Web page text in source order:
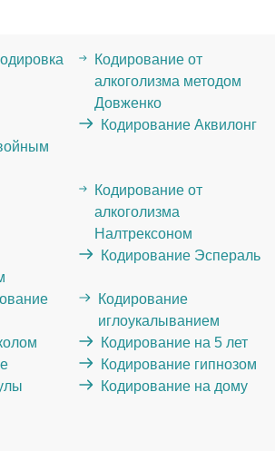
Кодирование от
алкоголизма методом
Довженко
Кодирование Аквилонг
Кодирование от
алкоголизма
Налтрексоном
Кодирование Эспераль
Кодирование
иглоукалыванием
Кодирование на 5 лет
Кодирование гипнозом
Кодирование на дому